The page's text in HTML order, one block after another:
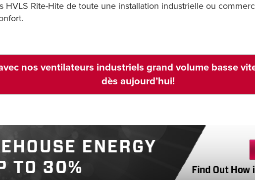
HVLS Rite-Hite de toute une installation industrielle ou
nos ventilateurs industriels grand volume basse
dès aujourd’hui!